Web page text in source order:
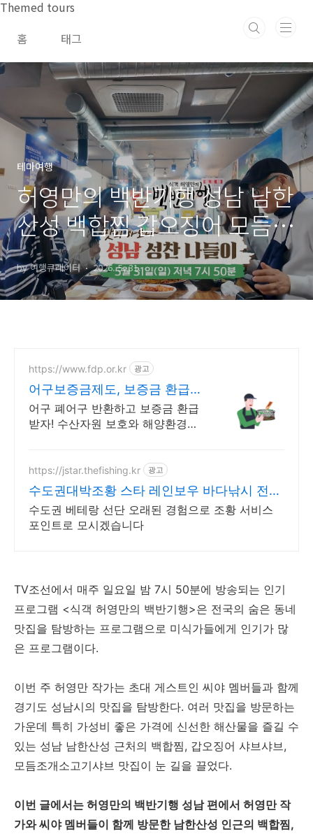
본문 바로가기
Themed tours
홈
태그
테마여행
허영만의 백반기행 성남 남한
산성 백합찜 갑오징어 모듬조
개소고기 샤브 해산물 맛집
위치 및 방문팁 feat. 씨야
by 여행큐레이터 2026. 5. 31.
https://www.fdp.or.kr 광고
어구보증금제도, 보증금 환급
어구 생산/수입업체 대상
어구 폐어구 반환하고 보증금 환급
받자! 수산자원 보호와 해양환경
관리센터에서 상세내용 확인하기
https://jstar.thefishing.kr 광고
수도권대박조황 스타 레인보우 바다낚시 전문
내외만권출조
수도권 베테랑 선단 오래된 경험으로 조황 서비스
포인트로 모시겠습니다
TV조선에서 매주 일요일 밤 7시 50분에 방송되는 인기
프로그램 <식객 허영만의 백반기행>은 전국의 숨은 동네
맛집을 탐방하는 프로그램으로 미식가들에게 인기가 많
은 프로그램이다.
이번 주 허영만 작가는 초대 게스트인 씨야 멤버들과 함께
경기도 성남시의 맛집을 탐방한다. 여러 맛집을 방문하는
가운데 특히 가성비 좋은 가격에 신선한 해산물을 즐길 수
있는 성남 남한산성 근처의 백합찜, 갑오징어 샤브샤브,
모듬조개소고기샤브 맛집이 눈 길을 끌었다.
이번 글에서는 허영만의 백반기행 성남 편에서 허영만 작
가와 씨야 멤버들이 함께 방문한 남한산성 인근의 백합찜,